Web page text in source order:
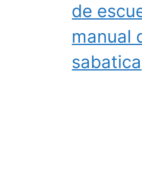
de
manual
sabatica